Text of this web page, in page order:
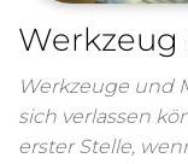
Werkzeug
Werkzeuge und
sich verlassen
erster Stelle,